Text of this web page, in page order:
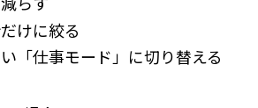
けに絞る
「仕事モード」に切り替える